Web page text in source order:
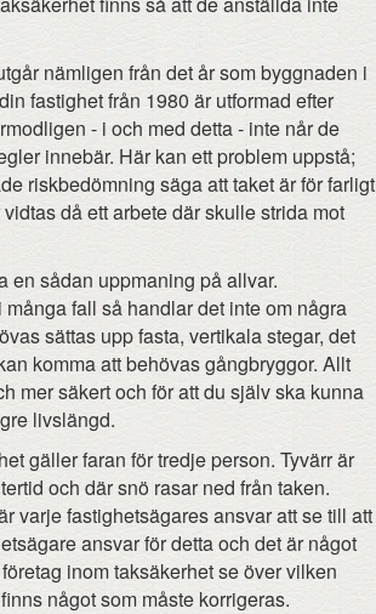
nämligen från det år som byggnaden i
fastighet från 1980 är utformad efter
- i och med detta - inte når de
innebär. Här kan ett problem uppstå;
riskbedömning säga att taket är för farligt
då ett arbete där skulle strida mot
en sådan uppmaning på allvar.
fall så handlar det inte om några
sättas upp fasta, vertikala stegar, det
komma att behövas gångbryggor. Allt
mer säkert och för att du själv ska kunna
livslängd.
gäller faran för tredje person. Tyvärr är
och där snö rasar ned från taken.
varje fastighetsägares ansvar att se till att
ansvar för detta och det är något
inom taksäkerhet se över vilken
något som måste korrigeras.